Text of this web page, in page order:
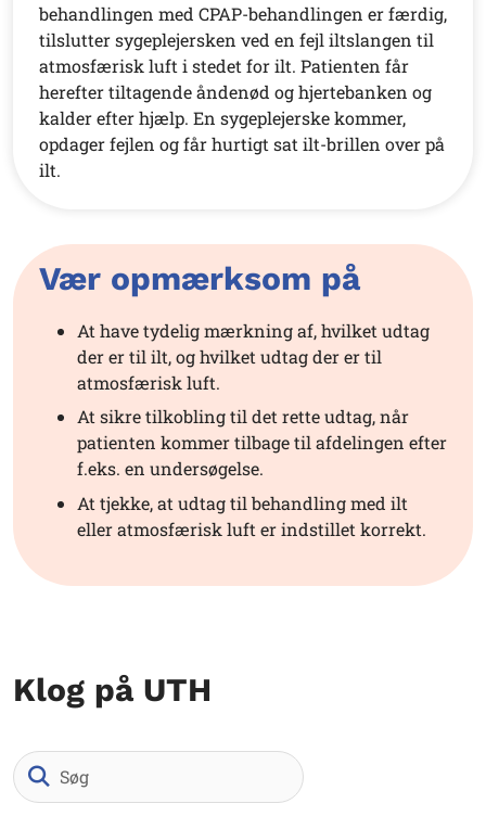
behandlingen med CPAP-behandlingen er færdig,
tilslutter sygeplejersken ved en fejl iltslangen til
atmosfærisk luft i stedet for ilt. Patienten får
herefter tiltagende åndenød og hjertebanken og
kalder efter hjælp. En sygeplejerske kommer,
opdager fejlen og får hurtigt sat ilt-brillen over på
ilt.
Vær opmærksom på
At have tydelig mærkning af, hvilket udtag
der er til ilt, og hvilket udtag der er til
atmosfærisk luft.
At sikre tilkobling til det rette udtag, når
patienten kommer tilbage til afdelingen efter
f.eks. en undersøgelse.
At tjekke, at udtag til behandling med ilt
eller atmosfærisk luft er indstillet korrekt.
Klog på UTH